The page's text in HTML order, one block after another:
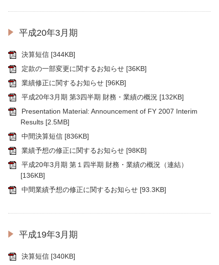
平成20年3月期
決算短信[344KB]
定款の一部変更に関するお知らせ[36KB]
業績修正に関するお知らせ[96KB]
平成20年3月期 第3四半期 財務・業績の概況 [132KB]
Presentation Material: Announcement of FY 2007 Interim
Results[2.5MB]
中間決算短信[836KB]
業績予想の修正に関するお知らせ[98KB]
平成20年3月期 第１四半期 財務・業績の概況（連結）
[136KB]
中間業績予想の修正に関するお知らせ[93.3KB]
平成19年3月期
決算短信[340KB]